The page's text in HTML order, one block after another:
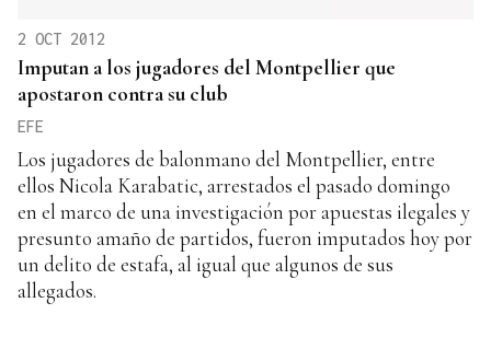
2 OCT 2012
Imputan a los jugadores del Montpellier que
apostaron contra su club
EFE
Los jugadores de balonmano del Montpellier, entre
ellos Nicola Karabatic, arrestados el pasado domingo
en el marco de una investigación por apuestas ilegales y
presunto amaño de partidos, fueron imputados hoy por
un delito de estafa, al igual que algunos de sus
allegados.